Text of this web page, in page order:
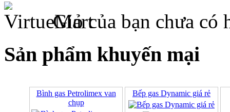
Giỏ của bạn chưa có
Sản phẩm khuyến mại
Bình gas Petrolimex van
chụp
Bếp gas Dynamic giá rẻ